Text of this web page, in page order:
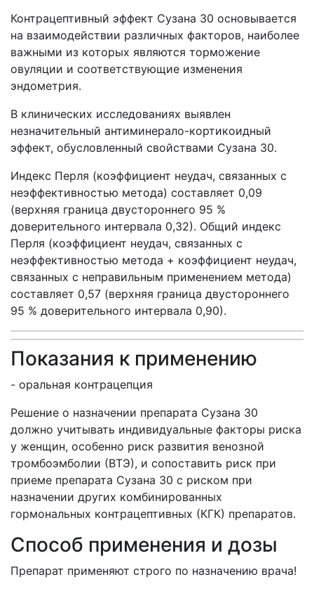
Контрацептивный эффект Сузана 30 основывается
на взаимодействии различных факторов, наиболее
важными из которых являются торможение
овуляции и соответствующие изменения
эндометрия.
В клинических исследованиях выявлен
незначительный антиминерало-кортикоидный
эффект, обусловленный свойствами Сузана 30.
Индекс Перля (коэффициент неудач, связанных с
неэффективностью метода) составляет 0,09
(верхняя граница двустороннего 95 %
доверительного интервала 0,32). Общий индекс
Перля (коэффициент неудач, связанных с
неэффективностью метода + коэффициент неудач,
связанных с неправильным применением метода)
составляет 0,57 (верхняя граница двустороннего
95 % доверительного интервала 0,90).
Показания к применению
- оральная контрацепция
Решение о назначении препарата Сузана 30
должно учитывать индивидуальные факторы риска
у женщин, особенно риск развития венозной
тромбоэмболии (ВТЭ), и сопоставить риск при
приеме препарата Сузана 30 с риском при
назначении других комбинированных
гормональных контрацептивных (КГК) препаратов.
Способ применения и дозы
Препарат применяют строго по назначению врача!